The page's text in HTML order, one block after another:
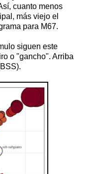
cuanto menos
más viejo el
para M67.
siguen este
o "gancho". Arriba